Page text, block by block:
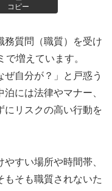
コピー
務質問（職質）を受け
増えています。
自分が？」と戸惑う
には法律やマナー、
にリスクの高い行動を
すい場所や時間帯、
もそも職質されないた